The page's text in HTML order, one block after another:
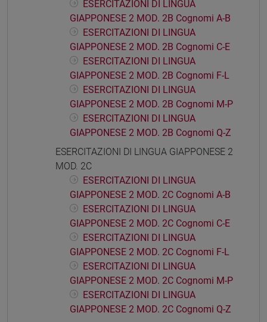
ESERCITAZIONI DI LINGUA
GIAPPONESE 2 MOD. 2B Cognomi A-B
ESERCITAZIONI DI LINGUA
GIAPPONESE 2 MOD. 2B Cognomi C-E
ESERCITAZIONI DI LINGUA
GIAPPONESE 2 MOD. 2B Cognomi F-L
ESERCITAZIONI DI LINGUA
GIAPPONESE 2 MOD. 2B Cognomi M-P
ESERCITAZIONI DI LINGUA
GIAPPONESE 2 MOD. 2B Cognomi Q-Z
ESERCITAZIONI DI LINGUA GIAPPONESE 2
MOD. 2C
ESERCITAZIONI DI LINGUA
GIAPPONESE 2 MOD. 2C Cognomi A-B
ESERCITAZIONI DI LINGUA
GIAPPONESE 2 MOD. 2C Cognomi C-E
ESERCITAZIONI DI LINGUA
GIAPPONESE 2 MOD. 2C Cognomi F-L
ESERCITAZIONI DI LINGUA
GIAPPONESE 2 MOD. 2C Cognomi M-P
ESERCITAZIONI DI LINGUA
GIAPPONESE 2 MOD. 2C Cognomi Q-Z